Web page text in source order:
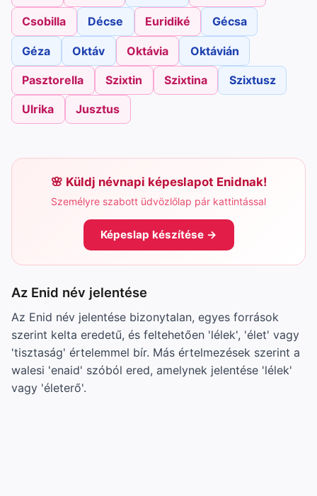
Csobilla Décse Euridiké Gécsa
Géza Oktáv Oktávia Oktávián
Pasztorella Szixtin Szixtina Szixtusz
Ulrika Jusztus
Küldj névnapi képeslapot Enidnak!
Személyre szabott üdvözlőlap pár kattintással
Képeslap készítése →
Az Enid név jelentése
Az Enid név jelentése bizonytalan, egyes források
szerint kelta eredetű, és feltehetően 'lélek', 'élet' vagy
'tisztaság' értelemmel bír. Más értelmezések szerint a
walesi 'enaid' szóból ered, amelynek jelentése 'lélek'
vagy 'életerő'.